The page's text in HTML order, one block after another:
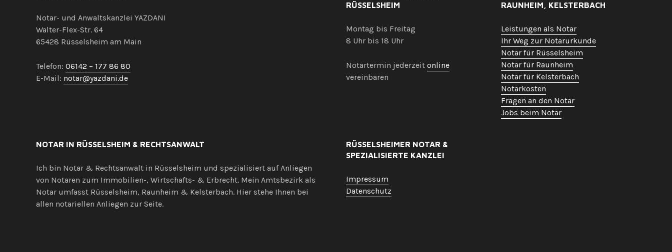
Notar- und Anwaltskanzlei YAZDANI
Walter-Flex-Str. 64
65428 Rüsselsheim am Main
Telefon: 06142 – 177 86 80
E-Mail: notar@yazdani.de
RÜSSELSHEIM
Montag bis Freitag
8 Uhr bis 18 Uhr
Notartermin jederzeit online
vereinbaren
RAUNHEIM, KELSTERBACH
Leistungen als Notar
Ihr Weg zur Notarurkunde
Notar für Rüsselsheim
Notar für Raunheim
Notar für Kelsterbach
Notarkosten
Fragen an den Notar
Jobs beim Notar
NOTAR IN RÜSSELSHEIM & RECHTSANWALT
Ich bin Notar & Rechtsanwalt in Rüsselsheim und spezialisiert auf Anliegen
von Notaren zum Immobilien-, Wirtschafts- & Erbrecht. Mein Amtsbezirk als
Notar umfasst Rüsselsheim, Raunheim & Kelsterbach. Hier stehe Ihnen bei
allen notariellen Anliegen zur Seite.
RÜSSELSHEIMER NOTAR &
SPEZIALISIERTE KANZLEI
Impressum
Datenschutz